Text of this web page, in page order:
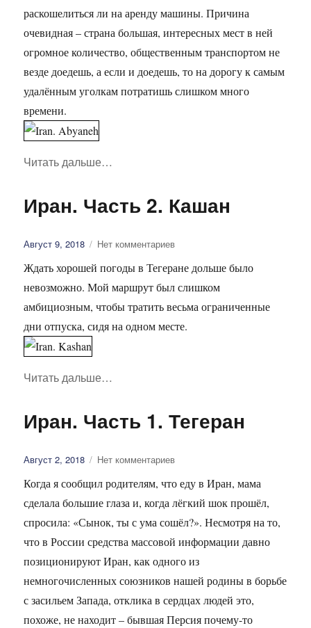
раскошелиться ли на аренду машины. Причина
очевидная – страна большая, интересных мест в ней
огромное количество, общественным транспортом не
везде доедешь, а если и доедешь, то на дорогу к самым
удалённым уголкам потратишь слишком много
времени.
Читать дальше«Иран. Часть 3. Абьяни»
…
Иран. Часть 2. Кашан
Опубликовано
Август 9, 2018 Нет комментариев
Ждать хорошей погоды в Тегеране дольше было
невозможно. Мой маршрут был слишком
амбициозным, чтобы тратить весьма ограниченные
дни отпуска, сидя на одном месте.
Читать дальше«Иран. Часть 2. Кашан»
…
Иран. Часть 1. Тегеран
Опубликовано
Август 2, 2018 Нет комментариев
Когда я сообщил родителям, что еду в Иран, мама
сделала большие глаза и, когда лёгкий шок прошёл,
спросила: «Сынок, ты с ума сошёл?». Несмотря на то,
что в России средства массовой информации давно
позиционируют Иран, как одного из
немногочисленных союзников нашей родины в борьбе
с засильем Запада, отклика в сердцах людей это,
похоже, не находит – бывшая Персия почему-то